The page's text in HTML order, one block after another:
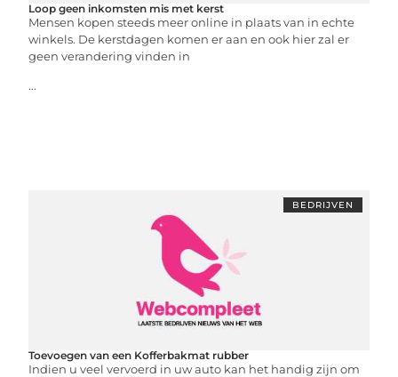
Loop geen inkomsten mis met kerst
Mensen kopen steeds meer online in plaats van in echte
winkels. De kerstdagen komen er aan en ook hier zal er
geen verandering vinden in
...
BEDRIJVEN
Toevoegen van een Kofferbakmat rubber
Indien u veel vervoerd in uw auto kan het handig zijn om